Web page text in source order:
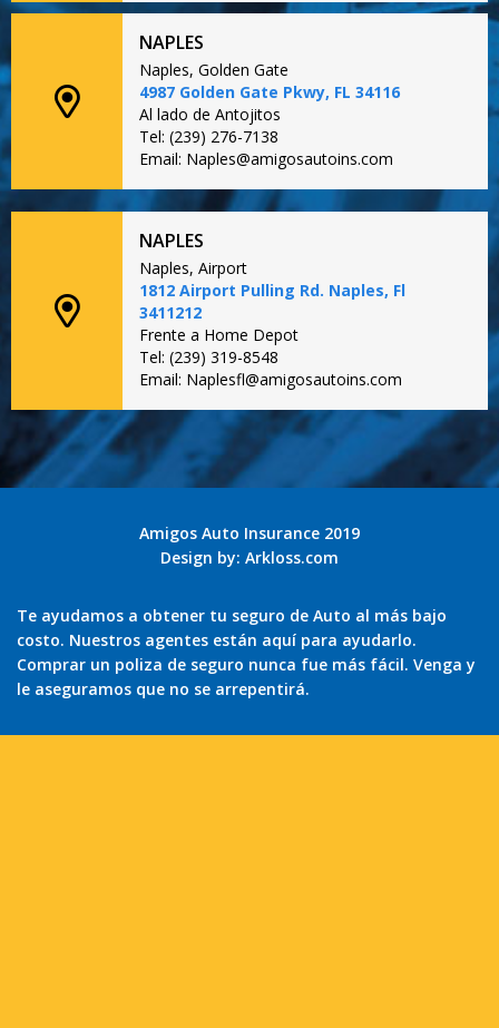
NAPLES
Naples, Golden Gate
4987 Golden Gate Pkwy, FL 34116
Al lado de Antojitos
Tel: (239) 276-7138
Email: Naples@amigosautoins.com
NAPLES
Naples, Airport
1812 Airport Pulling Rd. Naples, Fl
3411212
Frente a Home Depot
Tel: (239) 319-8548
Email: Naplesfl@amigosautoins.com
Amigos Auto Insurance 2019
Design by: Arkloss.com
Te ayudamos a obtener tu seguro de Auto al más bajo
costo. Nuestros agentes están aquí para ayudarlo.
Comprar un poliza de seguro nunca fue más fácil. Venga y
le aseguramos que no se arrepentirá.